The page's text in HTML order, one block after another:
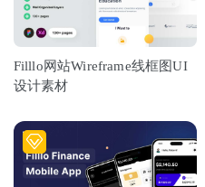
Filllo网站Wireframe线框图UI
设计素材